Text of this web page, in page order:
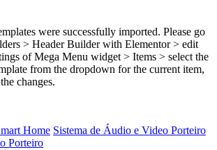
were successfully imported. Please go
> Header Builder with Elementor > edit
of Mega Menu widget > Items > select the
from the dropdown for the current item,
changes.
Home Sistema de Áudio e Video Porteiro
Porteiro